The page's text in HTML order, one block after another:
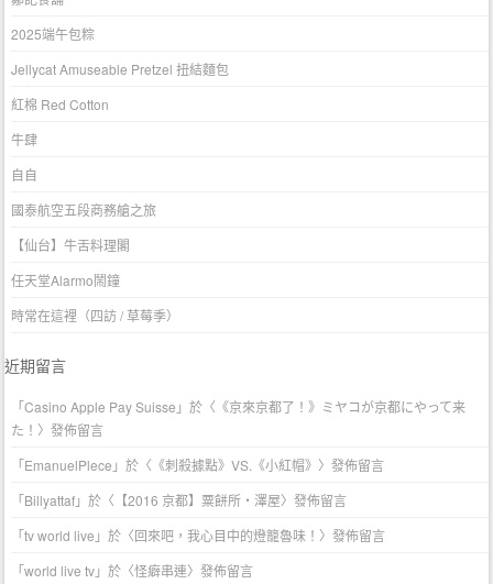
2025端午包粽
Jellycat Amuseable Pretzel 扭結麵包
紅棉 Red Cotton
牛肆
自自
國泰航空五段商務艙之旅
【仙台】牛舌料理閣
任天堂Alarmo鬧鐘
時常在這裡（四訪 / 草莓季）
近期留言
「Casino Apple Pay Suisse 」於〈 《京來京都了！》ミヤコが京都にやって来
た！ 〉發佈留言
「EmanuelPlece 」於〈 《刺殺據點》VS.《小紅帽》 〉發佈留言
「Billyattaf」於〈 【2016 京都】粟餅所・澤屋〉發佈留言
「tv world live 」於〈回來吧，我心目中的燈籠魯味！ 〉發佈留言
「world live tv」於〈怪癖串連〉發佈留言